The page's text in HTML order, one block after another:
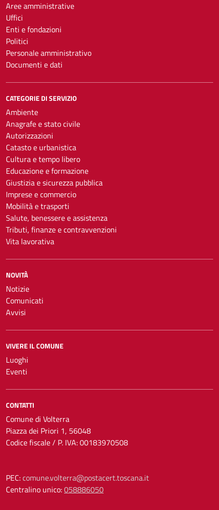
Aree amministrative
Uffici
Enti e fondazioni
Politici
Personale amministrativo
Documenti e dati
CATEGORIE DI SERVIZIO
Ambiente
Anagrafe e stato civile
Autorizzazioni
Catasto e urbanistica
Cultura e tempo libero
Educazione e formazione
Giustizia e sicurezza pubblica
Imprese e commercio
Mobilità e trasporti
Salute, benessere e assistenza
Tributi, finanze e contravvenzioni
Vita lavorativa
NOVITÀ
Notizie
Comunicati
Avvisi
VIVERE IL COMUNE
Luoghi
Eventi
CONTATTI
Comune di Volterra
Piazza dei Priori 1, 56048
Codice fiscale / P. IVA: 00183970508
PEC:comune.volterra@postacert.toscana.it
Centralino unico:058886050